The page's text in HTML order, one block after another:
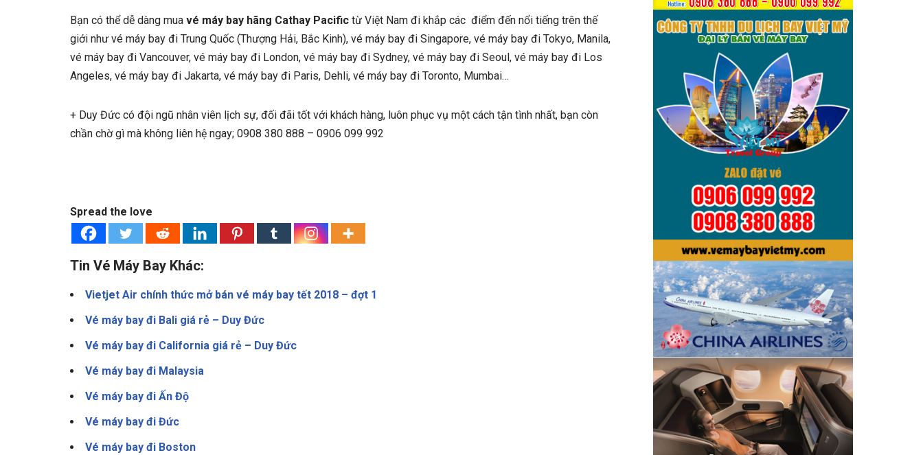
Bạn có thể dễ dàng mua vé máy bay hãng Cathay Pacific từ Việt Nam đi khắp các điểm đến nổi tiếng trên thế
giới như vé máy bay đi Trung Quốc (Thượng Hải, Bắc Kinh), vé máy bay đi Singapore, vé máy bay đi Tokyo, Manila,
vé máy bay đi Vancouver, vé máy bay đi London, vé máy bay đi Sydney, vé máy bay đi Seoul, vé máy bay đi Los
Angeles, vé máy bay đi Jakarta, vé máy bay đi Paris, Dehli, vé máy bay đi Toronto, Mumbai…
+ Duy Đức có đội ngũ nhân viên lịch sự, đối đãi tốt với khách hàng, luôn phục vụ một cách tận tình nhất, bạn còn
chần chờ gì mà không liên hệ ngay; 0908 380 888 – 0906 099 992
Spread the love
Tin Vé Máy Bay Khác:
Vietjet Air chính thức mở bán vé máy bay tết 2018 – đợt 1
Vé máy bay đi Bali giá rẻ – Duy Đức
Vé máy bay đi California giá rẻ – Duy Đức
Vé máy bay đi Malaysia
Vé máy bay đi Ấn Độ
Vé máy bay đi Đức
Vé máy bay đi Boston